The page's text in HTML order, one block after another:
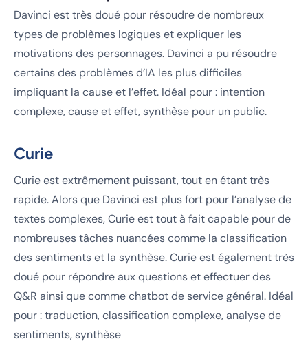
Davinci est très doué pour résoudre de nombreux
types de problèmes logiques et expliquer les
motivations des personnages. Davinci a pu résoudre
certains des problèmes d’IA les plus difficiles
impliquant la cause et l’effet. Idéal pour : intention
complexe, cause et effet, synthèse pour un public.
Curie
Curie est extrêmement puissant, tout en étant très
rapide. Alors que Davinci est plus fort pour l’analyse de
textes complexes, Curie est tout à fait capable pour de
nombreuses tâches nuancées comme la classification
des sentiments et la synthèse. Curie est également très
doué pour répondre aux questions et effectuer des
Q&R ainsi que comme chatbot de service général. Idéal
pour : traduction, classification complexe, analyse de
sentiments, synthèse